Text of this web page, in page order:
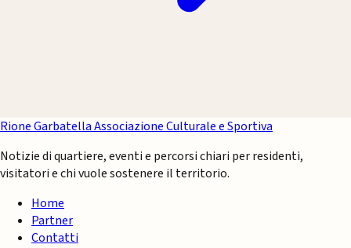
Rione GarbatellaAssociazione Culturale e Sportiva
Notizie di quartiere, eventi e percorsi chiari per residenti,
visitatori e chi vuole sostenere il territorio.
Home
Partner
Contatti